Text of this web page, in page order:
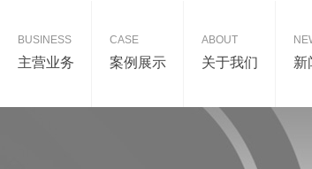
BUSINESS
主营业务
CASE
案例展示
ABOUT
关于我们 新